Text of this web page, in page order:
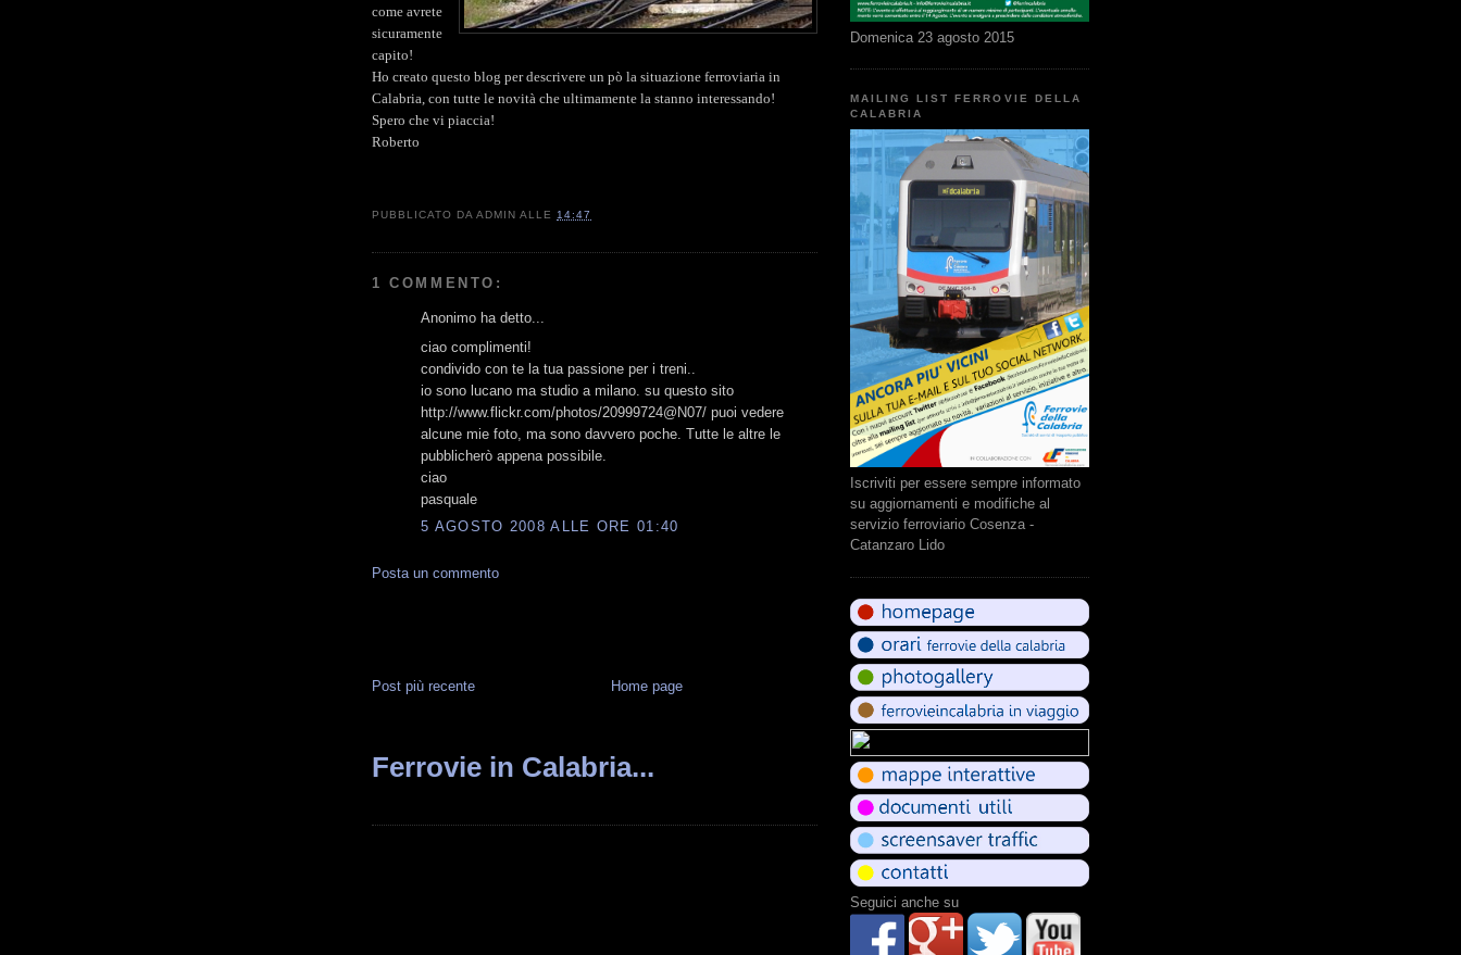
come avrete
sicuramente
capito!
Ho creato questo blog per descrivere un pò la situazione ferroviaria in
Calabria, con tutte le novità che ultimamente la stanno interessando!
Spero che vi piaccia!
Roberto
PUBBLICATO DAADMIN ALLE 14:47
1 COMMENTO:
Anonimo ha detto...
ciao complimenti!
condivido con te la tua passione per i treni..
io sono lucano ma studio a milano. su questo sito
http://www.flickr.com/photos/20999724@N07/ puoi vedere
alcune mie foto, ma sono davvero poche. Tutte le altre le
pubblicherò appena possibile.
ciao
pasquale
5 AGOSTO 2008 ALLE ORE 01:40
Posta un commento
Post più recente Home page
Ferrovie in Calabria...
Domenica 23 agosto 2015
MAILING LIST FERROVIE DELLA
CALABRIA
Iscriviti per essere sempre informato
su aggiornamenti e modifiche al
servizio ferroviario Cosenza -
Catanzaro Lido
Seguici anche su